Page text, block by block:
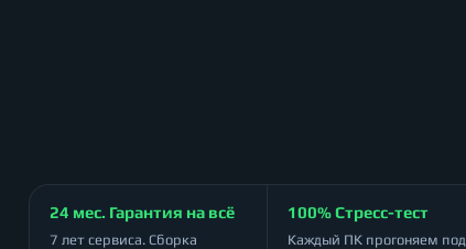
24 мес. Гарантия на всё
7 лет сервиса. Сборка
100% Стресс-тест
Каждый ПК прогоняем под